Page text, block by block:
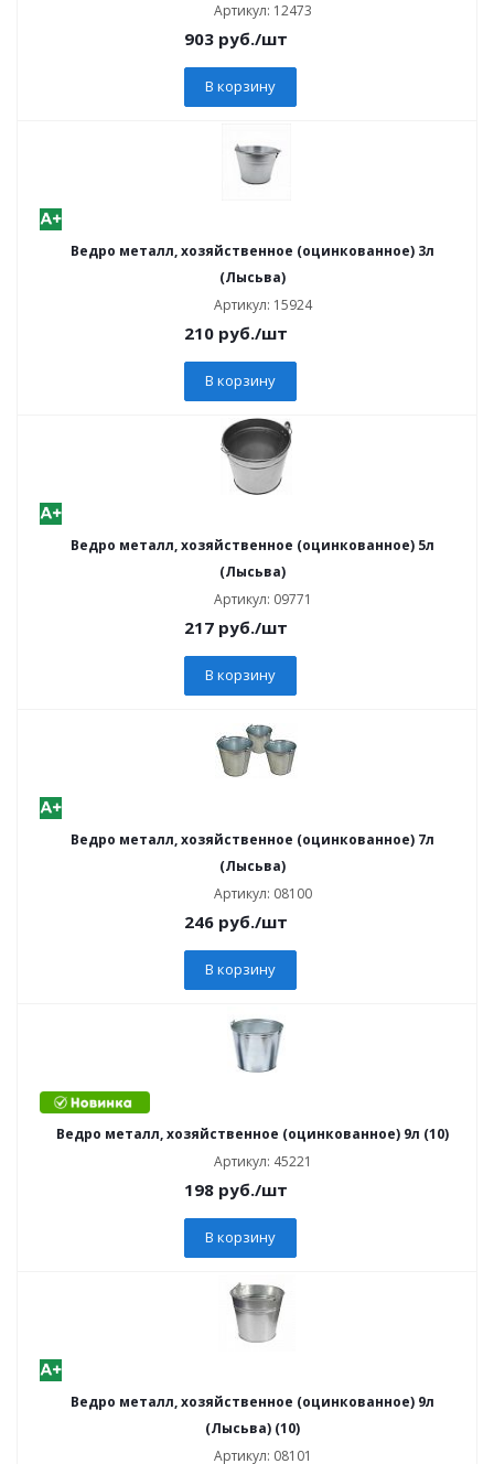
Артикул: 12473
903 руб./шт
В корзину
Ведро металл, хозяйственное (оцинкованное) 3л
(Лысьва)
Артикул: 15924
210 руб./шт
В корзину
Ведро металл, хозяйственное (оцинкованное) 5л
(Лысьва)
Артикул: 09771
217 руб./шт
В корзину
Ведро металл, хозяйственное (оцинкованное) 7л
(Лысьва)
Артикул: 08100
246 руб./шт
В корзину
Ведро металл, хозяйственное (оцинкованное) 9л (10)
Артикул: 45221
198 руб./шт
В корзину
Ведро металл, хозяйственное (оцинкованное) 9л
(Лысьва) (10)
Артикул: 08101